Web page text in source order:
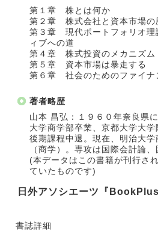
第１章 株とは何か
第２章 株式会社と資本市場の
第３章 現代ポートフォリオ
ィブへの道
第４章 株式投資のメカニズム
第５章 資本市場は暴走する
第６章 社会のためのファイナ
著者略歴
山本 昌弘：１９６０年奈良県
大学商学部卒業、京都大学大
後期課程中退。現在、明治大
（商学）。専攻は国際会計論
(本データはこの書籍が刊行さ
ていたものです)
日外アソシエーツ『
書誌詳細